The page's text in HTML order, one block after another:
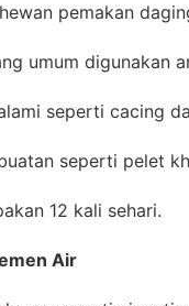
pemakan
umum digunakan
seperti cacing
seperti pelet
12 kali sehari.
Air